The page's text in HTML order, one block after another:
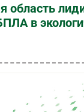
область
в